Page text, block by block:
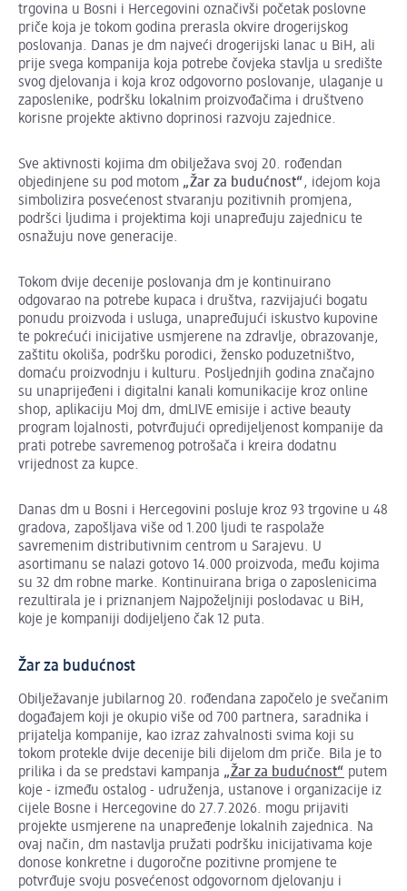
trgovina u Bosni i Hercegovini označivši početak poslovne
priče koja je tokom godina prerasla okvire drogerijskog
poslovanja. Danas je dm najveći drogerijski lanac u BiH, ali
prije svega kompanija koja potrebe čovjeka stavlja u središte
svog djelovanja i koja kroz odgovorno poslovanje, ulaganje u
zaposlenike, podršku lokalnim proizvođačima i društveno
korisne projekte aktivno doprinosi razvoju zajednice.
Sve aktivnosti kojima dm obilježava svoj 20. rođendan
objedinjene su pod motom „Žar za budućnost“, idejom koja
simbolizira posvećenost stvaranju pozitivnih promjena,
podršci ljudima i projektima koji unapređuju zajednicu te
osnažuju nove generacije.
Tokom dvije decenije poslovanja dm je kontinuirano
odgovarao na potrebe kupaca i društva, razvijajući bogatu
ponudu proizvoda i usluga, unapređujući iskustvo kupovine
te pokrećući inicijative usmjerene na zdravlje, obrazovanje,
zaštitu okoliša, podršku porodici, žensko poduzetništvo,
domaću proizvodnju i kulturu. Posljednjih godina značajno
su unaprijeđeni i digitalni kanali komunikacije kroz online
shop, aplikaciju Moj dm, dmLIVE emisije i active beauty
program lojalnosti, potvrđujući opredijeljenost kompanije da
prati potrebe savremenog potrošača i kreira dodatnu
vrijednost za kupce.
Danas dm u Bosni i Hercegovini posluje kroz 93 trgovine u 48
gradova, zapošljava više od 1.200 ljudi te raspolaže
savremenim distributivnim centrom u Sarajevu. U
asortimanu se nalazi gotovo 14.000 proizvoda, među kojima
su 32 dm robne marke. Kontinuirana briga o zaposlenicima
rezultirala je i priznanjem Najpoželjniji poslodavac u BiH,
koje je kompaniji dodijeljeno čak 12 puta.
Žar za budućnost
Obilježavanje jubilarnog 20. rođendana započelo je svečanim
događajem koji je okupio više od 700 partnera, saradnika i
prijatelja kompanije, kao izraz zahvalnosti svima koji su
tokom protekle dvije decenije bili dijelom dm priče. Bila je to
prilika i da se predstavi kampanja „Žar za budućnost“ putem
koje - između ostalog - udruženja, ustanove i organizacije iz
cijele Bosne i Hercegovine do 27.7.2026. mogu prijaviti
projekte usmjerene na unapređenje lokalnih zajednica. Na
ovaj način, dm nastavlja pružati podršku inicijativama koje
donose konkretne i dugoročne pozitivne promjene te
potvrđuje svoju posvećenost odgovornom djelovanju i